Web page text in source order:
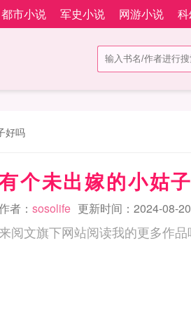
都市小说 军史小说 网游小说
好吗
个未出嫁的小姑
者： sosolife 更新时间：2024-08-